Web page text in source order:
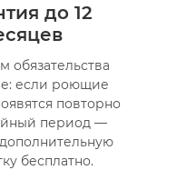
до 12
обязательства
если роющие
повторно
период —
бесплатно.